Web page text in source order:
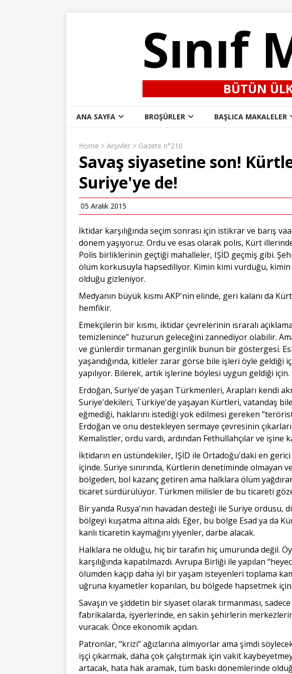
Sınıf
BÜTÜN
ANA SAYFA BROŞÜRLER BAŞLICA MAKALELER
Home > Arşivler > Gazete n°210
Savaş siyasetine son!
Suriye'ye de!
05 Aralık 2015
İktidar karşılığında seçim sonrası için istikrar ve barış
dönem yaşıyoruz. Ordu ve esas olarak polis, Kürt
Polis birliklerinin geçtiği mahalleler, IŞİD geçmiş gibi.
ölüm korkusuyla hapsediliyor. Kimin kimi vurduğu, kimin
olduğu gizleniyor.
Medyanın büyük kısmı AKP'nin elinde, geri kalanı da
hemfikir.
Emekçilerin bir kısmı, iktidar çevrelerinin ısraralı
temizlenince” huzurun geleceğini zannediyor olabilir.
ve günlerdir tırmanan gerginlik bunun bir göstergesi.
yaşandığında, kitleler zarar görse bile işleri öyle geldiği
yapılıyor. Bilerek, artık işlerine böylesi uygun geldiği için.
Erdoğan, Suriye'de yaşan Türkmenleri, Arapları kendi
Suriye'dekileri, Türkiye'de yaşayan Kürtleri, vatandaş
eğmediği, haklarını istediği yok edilmesi gereken
Erdoğan ve onu destekleyen sermaye çevresinin
Kemalistler, ordu vardı, ardından Fethullahçılar ve işine
İktidarın en üstündekiler, IŞİD ile Ortadoğu'daki en
içinde. Suriye sınırında, Kürtlerin denetiminde olmayan
bölgeden, bol kazanç getiren ama halklara ölüm
ticaret sürdürülüyor. Türkmen milisler de bu ticareti
Bir yanda Rusya'nın havadan desteği ile Suriye ordusu,
bölgeyi kuşatma altına aldı. Eğer, bu bölge Esad ya da
kanlı ticaretin kaymağını yiyenler, darbe alacak.
Halklara ne olduğu, hiç bir tarafın hiç umurunda değil.
karşılığında kapatılmazdı. Avrupa Birliği ile yapılan
ölümden kaçıp daha iyi bir yaşam isteyenleri toplama
uğruna kıyametler koparılan, bu bölgede hapsetmek için.
Savaşın ve şiddetin bir siyaset olarak tırmanması,
fabrikalarda, işyerlerinde, en sakin şehirlerin
vuracak. Önce ekonomik açıdan.
Patronlar, “krizi” ağızlarına almıyorlar ama şimdi
işçi çıkarmak, daha çok çalıştırmak için vakit
artacak, hata hak aramak, tüm baskı dönemlerinde